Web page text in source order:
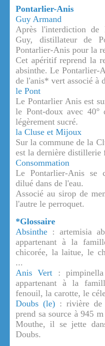
Pontarlier-Anis
Guy Armand
Après l'interdiction de
Guy, distillateur de
Pontarlier-Anis pour la
Cet apéritif reprend la
absinthe. Le Pontarlier-
de l'anis* vert associé à
le Pont
Le Pontarlier Anis est
le Pont-doux avec
légèrement sucré.
la Cluse et Mijoux
Sur la commune de la
est la dernière distillerie
Consommation
Le Pontarlier-Anis se
dilué dans de l'eau.
Associé au sirop de
l'autre le perroquet.
*Glossaire
Absinthe : artemisia
appartenant à la
chicorée, la laitue, le
...
Anis Vert : pimpinella
appartenant à la
fenouil, la carotte, le
Doubs (le) : rivière
prend sa source à 945
Mouthe, il se jette
Doubs.